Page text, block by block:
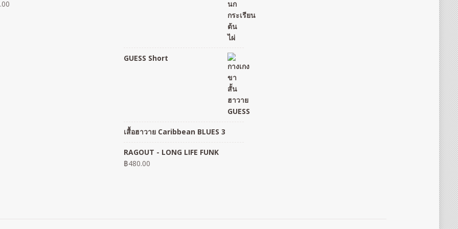
GUESS Short
เสื้อฮาวาย Caribbean BLUES 3
RAGOUT - LONG LIFE FUNK
฿480.00